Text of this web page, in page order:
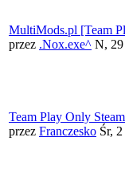
MultiMods.pl [Team
przez .Nox.exe^ N, 29
Team Play Only
przez Franczesko Śr,